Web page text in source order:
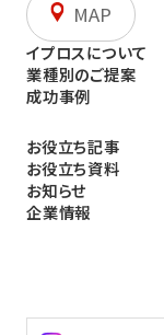
MAP
イプロスについて
業種別のご提案
成功事例
お役立ち記事
お役立ち資料
お知らせ
企業情報